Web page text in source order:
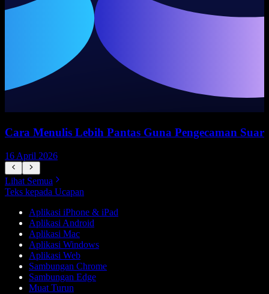
Cara Menulis Lebih Pantas Guna Pengecaman
16 April 2026
Lihat Semua
Teks kepada Ucapan
Aplikasi iPhone & iPad
Aplikasi Android
Aplikasi Mac
Aplikasi Windows
Aplikasi Web
Sambungan Chrome
Sambungan Edge
Muat Turun